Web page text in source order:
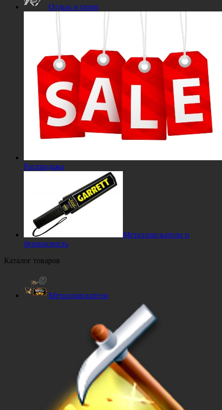
Отдых и спорт
Распродажа
Металлоискатели и
безопасность
Каталог товаров
Металлоискатели